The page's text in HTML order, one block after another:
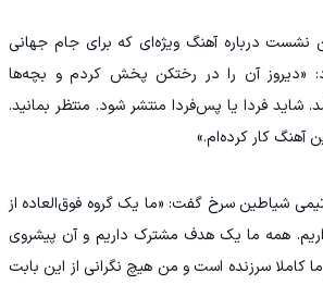
نشست درباره آهنگ ویژه‌ای که برای جام جهانی
آن را در رختکن پخش کردم و بچه‌ها
شاید فردا یا پس‌فردا منتشر شود. منتظر بمانید.
آهنگ کار کرده‌ام.»
تیمی شیاطین سرخ گفت: «ما یک گروه فوق‌العاده از
همه ما یک هدف مشترک داریم و آن پیشروی
کاملا سرزنده است و من هیچ نگرانی از این بابت